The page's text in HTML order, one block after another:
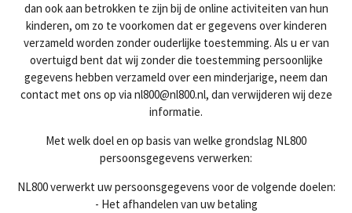
dan ook aan betrokken te zijn bij de online activiteiten van hun
kinderen, om zo te voorkomen dat er gegevens over kinderen
verzameld worden zonder ouderlijke toestemming. Als u er van
overtuigd bent dat wij zonder die toestemming persoonlijke
gegevens hebben verzameld over een minderjarige, neem dan
contact met ons op via nl800@nl800.nl, dan verwijderen wij deze
informatie.
Met welk doel en op basis van welke grondslag NL800
persoonsgegevens verwerken:
NL800 verwerkt uw persoonsgegevens voor de volgende doelen:
- Het afhandelen van uw betaling